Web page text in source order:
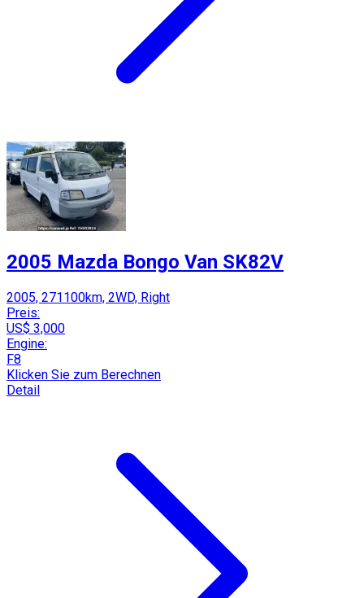
2005 Mazda Bongo Van SK82V
2005, 271100km, 2WD, Right
Preis:
US$ 3,000
Engine:
F8
Klicken Sie zum Berechnen
Detail